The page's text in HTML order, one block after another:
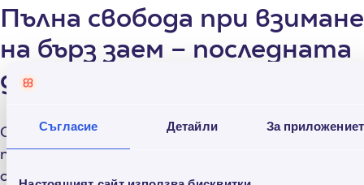
Съгласие Детайли За
Пълна свобода при взимане
на бърз заем – последната
дума винаги е твоя
Credissimo спечели доверието на
потребителите, като им даде последната и
окончателна дума при взимането на кредит.